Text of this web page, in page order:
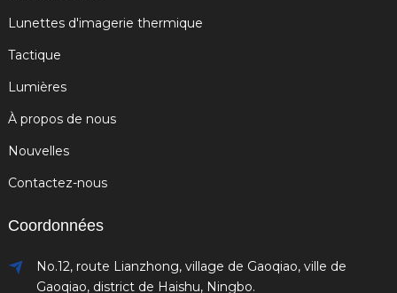
Lunettes d'imagerie thermique
Tactique
Lumières
À propos de nous
Nouvelles
Contactez-nous
Coordonnées
No.12, route Lianzhong, village de Gaoqiao, ville de
Gaoqiao, district de Haishu, Ningbo.